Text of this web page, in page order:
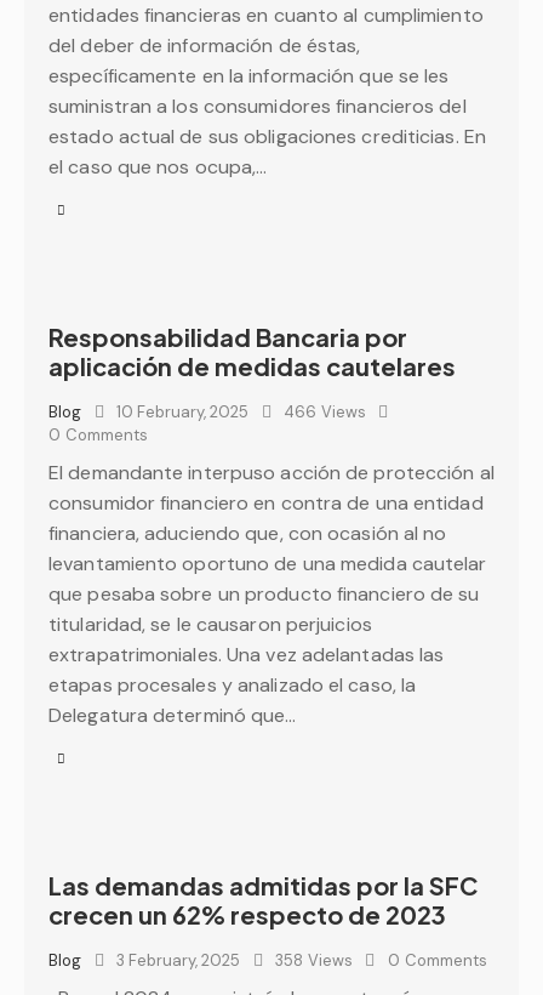
entidades financieras en cuanto al cumplimiento
del deber de información de éstas,
específicamente en la información que se les
suministran a los consumidores financieros del
estado actual de sus obligaciones crediticias. En
el caso que nos ocupa,…
Responsabilidad Bancaria por
aplicación de medidas cautelares
Blog 10 February, 2025 466 Views
0 Comments
El demandante interpuso acción de protección al
consumidor financiero en contra de una entidad
financiera, aduciendo que, con ocasión al no
levantamiento oportuno de una medida cautelar
que pesaba sobre un producto financiero de su
titularidad, se le causaron perjuicios
extrapatrimoniales. Una vez adelantadas las
etapas procesales y analizado el caso, la
Delegatura determinó que…
Las demandas admitidas por la SFC
crecen un 62% respecto de 2023
Blog 3 February, 2025 358 Views 0 Comments